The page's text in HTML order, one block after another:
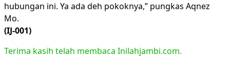
hubungan ini. Ya ada deh pokoknya,” pungkas Aqnez
Mo.
(IJ-001)
Terima kasih telah membaca Inilahjambi.com.